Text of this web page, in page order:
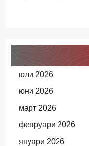
юли 2026
юни 2026
март 2026
февруари 2026
януари 2026